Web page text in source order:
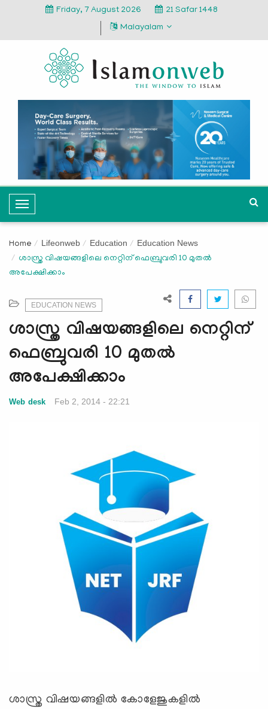
Friday, 7 August 2026
21 Safar 1448
Malayalam
T
o
g
l
e
v
i
g
t
o
Home Lifeonweb Education Education News
ശാസ്ത്ര വിഷയങ്ങളിലെ നെറ്റിന് ഫെബ്രുവരി 10 മുത‍ല്‍
അപേക്ഷിക്കാം
EDUCATION NEWS
ശാസ്ത്ര വിഷയങ്ങളിലെ നെറ്റിന്
ഫെബ്രുവരി 10 മുത‍ല്‍
അപേക്ഷിക്കാം
Web desk Feb 2, 2014 - 22:21
ശാസ്ത്ര വിഷയങ്ങളില്‍ കോളേജുകളില്‍